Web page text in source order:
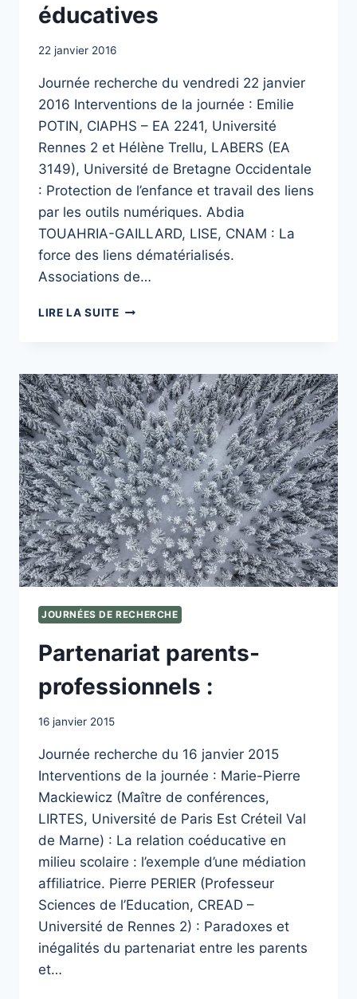
éducatives
22 janvier 2016
Journée recherche du vendredi 22 janvier
2016 Interventions de la journée : Emilie
POTIN, CIAPHS – EA 2241, Université
Rennes 2 et Hélène Trellu, LABERS (EA
3149), Université de Bretagne Occidentale
: Protection de l’enfance et travail des liens
par les outils numériques. Abdia
TOUAHRIA-GAILLARD, LISE, CNAM : La
force des liens dématérialisés.
Associations de…
LIRE LA SUITELES
NUMÉRIQUES
:
IMPACTS
SUR
L’ÉDUCATION
FAMILIALE
ET
LES
INTERVENTIONS
SOCIO-
ÉDUCATIVES
JOURNÉES DE RECHERCHE
Partenariat parents-
professionnels :
16 janvier 2015
Journée recherche du 16 janvier 2015
Interventions de la journée : Marie-Pierre
Mackiewicz (Maître de conférences,
LIRTES, Université de Paris Est Créteil Val
de Marne) : La relation coéducative en
milieu scolaire : l’exemple d’une médiation
affiliatrice. Pierre PERIER (Professeur
Sciences de l’Education, CREAD –
Université de Rennes 2) : Paradoxes et
inégalités du partenariat entre les parents
et…